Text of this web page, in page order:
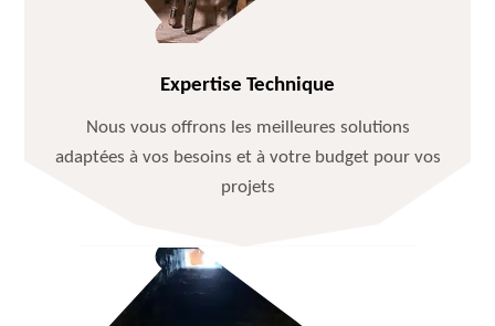
Expertise Technique
Nous vous offrons les meilleures solutions
adaptées à vos besoins et à votre budget pour vos
projets